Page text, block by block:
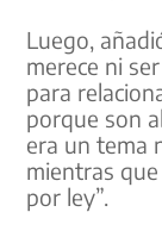
Luego,
merece ni
para
porque son
era un tema
mientras
por ley”.